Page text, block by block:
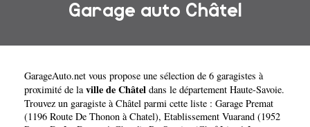
Garage auto Châtel
GarageAuto.net vous propose une sélection de 6 garagistes à
proximité de laville de Châtel dans le département Haute-Savoie.
Trouvez un garagiste à Châtel parmi cette liste : Garage Premat
(1196 Route De Thonon à Chatel), Etablissement Vuarand (1952